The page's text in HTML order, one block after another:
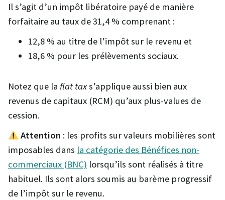
Il s’agit d’un impôt libératoire payé de manière
forfaitaire au taux de 31,4 % comprenant :
12,8 % au titre de l’impôt sur le revenu et
18,6 % pour les prélèvements sociaux.
Notez que la flat taxs’applique aussi bien aux
revenus de capitaux (RCM) qu’aux plus-values de
cession.
Attention : les profits sur valeurs mobilières sont
imposables dans la catégorie des Bénéfices non-
commerciaux (BNC) lorsqu’ils sont réalisés à titre
habituel. Ils sont alors soumis au barème progressif
de l’impôt sur le revenu.